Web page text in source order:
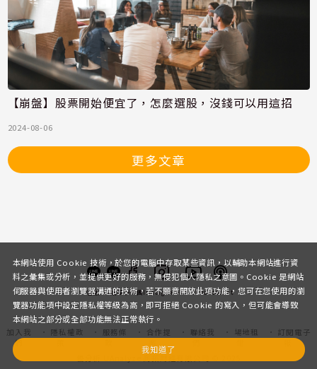
【崩盤】股票開始便宜了，怎麼選股，沒錢可以用這招
2024-08-06
更多文章
客服 討論區粉絲團InstagramYoutubePodcast
加入我
們
隱私權政
服務條
合作提
聯絡我
場地租
訂閱電子
本網站使用 Cookie 技術，於您的電腦中存取某些資訊，以輔助本網站進行資
料之彙集或分析，並提供更好的服務，無侵犯個人隱私之意圖。Cookie 是網站
伺服器與使用者瀏覽器溝通的技術，若不願意開放此項功能，您可在您使用的瀏
覽器功能項中設定隱私權等級為高，即可拒絕 Cookie 的寫入，但可能會導致
本網站之部分或全部功能無法正常執行。
我知道了